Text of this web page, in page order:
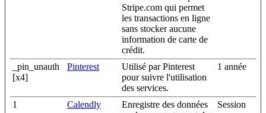
Stripe.com qui permet
les transactions en ligne
sans stocker aucune
information de carte de
crédit.
_pin_unauth
[x4]
Pinterest
Utilisé par Pinterest
pour suivre l'utilisation
des services.
1 année
1 Calendly
Enregistre des données
Session